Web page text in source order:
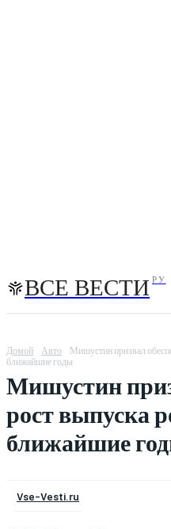
ВСЕ ВЕСТИ РУ
Домой Авто
Мишустин призвал
ближайшие годы
Мишустин
рост выпуска
ближайшие
Vse-Vesti.ru